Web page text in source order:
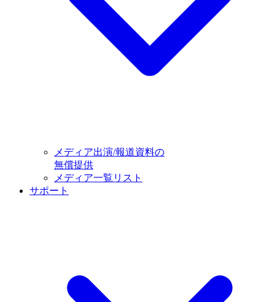
メディア出演/報道資料の
無償提供
メディア一覧リスト
サポート